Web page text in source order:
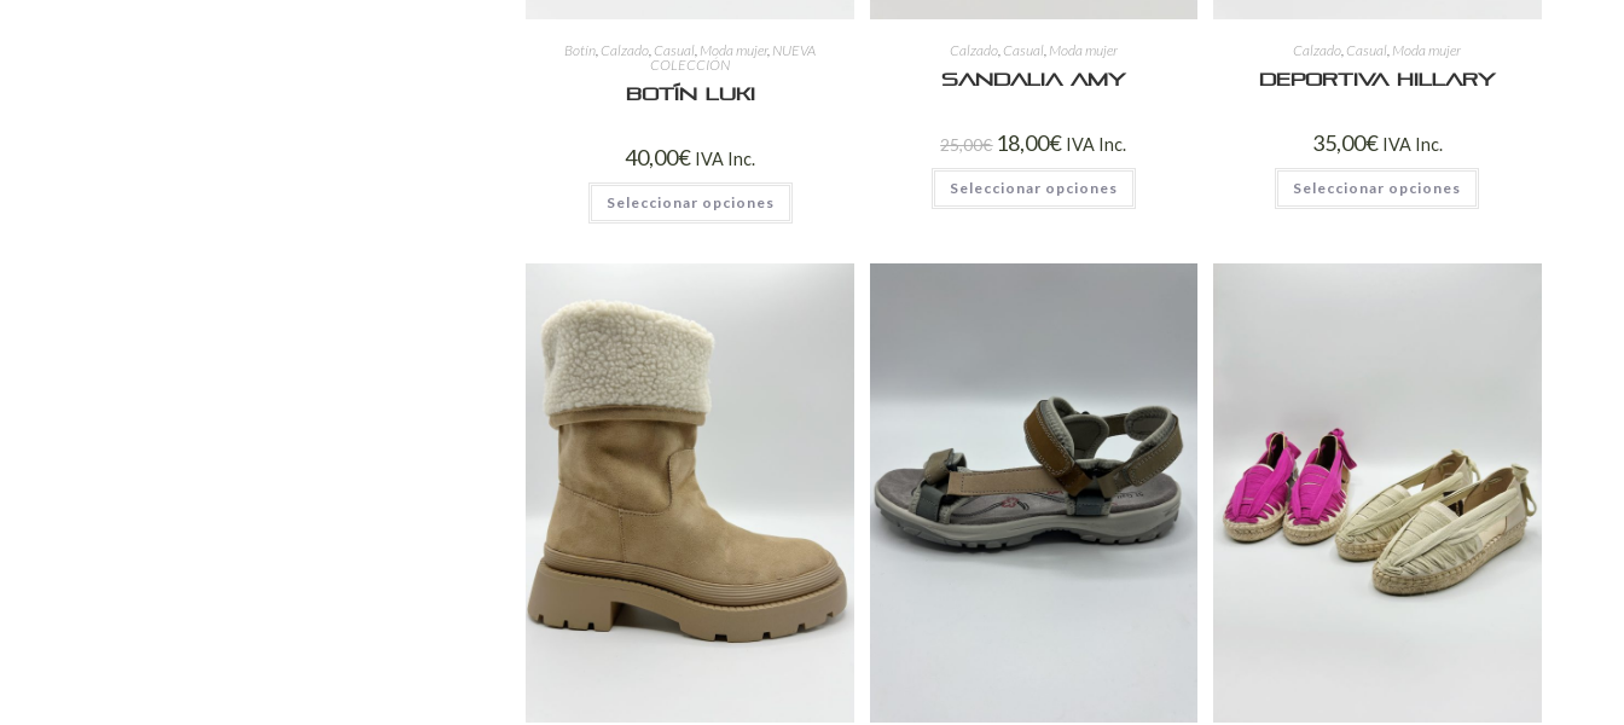
Botín, Calzado, Casual, Moda mujer, NUEVA
COLECCIÓN
Botín Luki
40,00€ IVA Inc.
Seleccionar opciones
Calzado, Casual, Moda mujer
Sandalia Amy
25,00€ 18,00€ IVA Inc.
Seleccionar opciones
Calzado, Casual, Moda mujer
Deportiva Hillary
35,00€ IVA Inc.
Seleccionar opciones